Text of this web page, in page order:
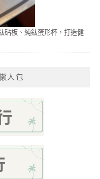
砧板、純鈦蛋形杯，打造健
人包